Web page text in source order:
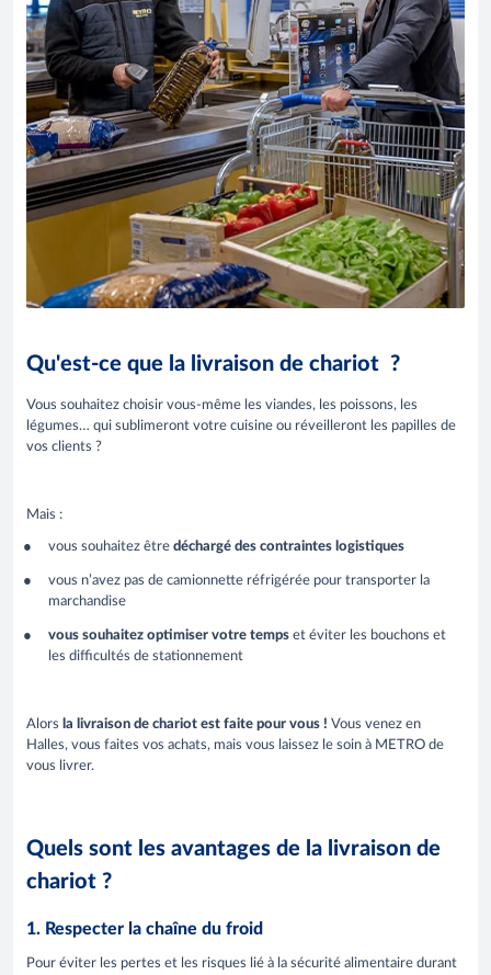
Qu'est-ce que la livraison de chariot ?
Vous souhaitez choisir vous-même les viandes, les poissons, les
légumes… qui sublimeront votre cuisine ou réveilleront les papilles de
vos clients ?
Mais :
vous souhaitez être déchargé des contraintes logistiques
vous n’avez pas de camionnette réfrigérée pour transporter la
marchandise
vous souhaitez optimiser votre temps et éviter les bouchons et
les difficultés de stationnement
Alors la livraison de chariot est faite pour vous ! Vous venez en
Halles, vous faites vos achats, mais vous laissez le soin à METRO de
vous livrer.
Quels sont les avantages de la livraison de
chariot ?
1. Respecter la chaîne du froid
Pour éviter les pertes et les risques lié à la sécurité alimentaire durant